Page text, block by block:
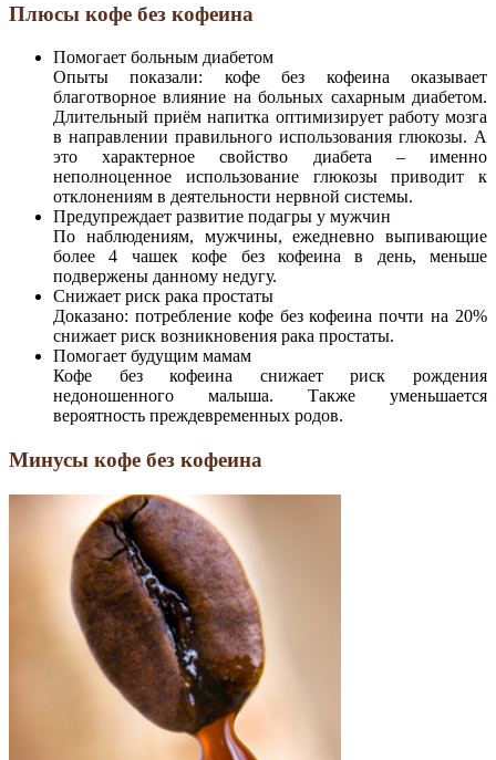
Плюсы кофе без кофеина
Помогает больным диабетом
Опыты показали: кофе без кофеина оказывает
благотворное влияние на больных сахарным диабетом.
Длительный приём напитка оптимизирует работу мозга
в направлении правильного использования глюкозы. А
это характерное свойство диабета – именно
неполноценное использование глюкозы приводит к
отклонениям в деятельности нервной системы.
Предупреждает развитие подагры у мужчин
По наблюдениям, мужчины, ежедневно выпивающие
более 4 чашек кофе без кофеина в день, меньше
подвержены данному недугу.
Снижает риск рака простаты
Доказано: потребление кофе без кофеина почти на 20%
снижает риск возникновения рака простаты.
Помогает будущим мамам
Кофе без кофеина снижает риск рождения
недоношенного малыша. Также уменьшается
вероятность преждевременных родов.
Минусы кофе без кофеина